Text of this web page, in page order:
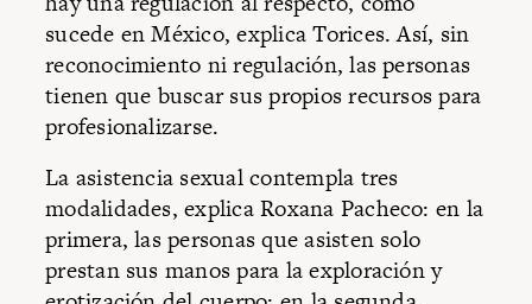
sucede en México, explica Torices. Así, sin
reconocimiento ni regulación, las personas
tienen que buscar sus propios recursos para
profesionalizarse.
La asistencia sexual contempla tres
modalidades, explica Roxana Pacheco: en la
primera, las personas que asisten solo
prestan sus manos para la exploración y